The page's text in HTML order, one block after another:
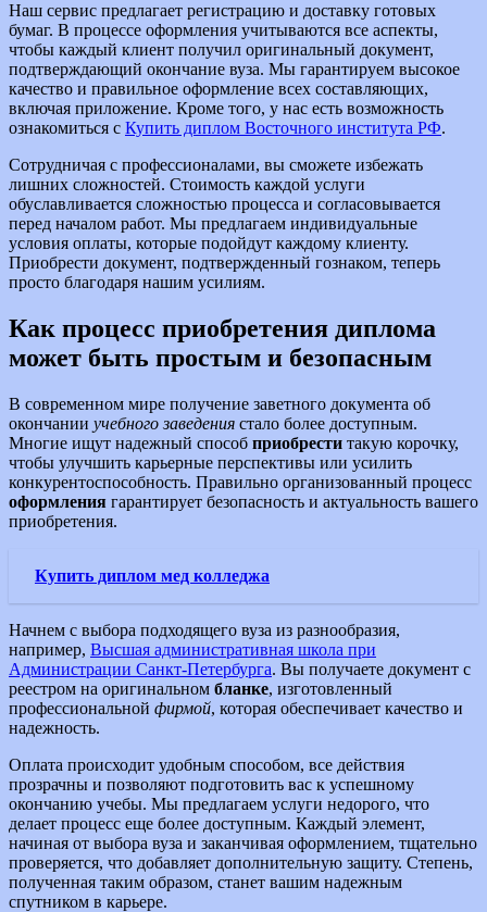
Наш сервис предлагает регистрацию и доставку готовых
бумаг. В процессе оформления учитываются все аспекты,
чтобы каждый клиент получил оригинальный документ,
подтверждающий окончание вуза. Мы гарантируем высокое
качество и правильное оформление всех составляющих,
включая приложение. Кроме того, у нас есть возможность
ознакомиться с Купить диплом Восточного института РФ.
Сотрудничая с профессионалами, вы сможете избежать
лишних сложностей. Стоимость каждой услуги
обуславливается сложностью процесса и согласовывается
перед началом работ. Мы предлагаем индивидуальные
условия оплаты, которые подойдут каждому клиенту.
Приобрести документ, подтвержденный гознаком, теперь
просто благодаря нашим усилиям.
Как процесс приобретения диплома
может быть простым и безопасным
В современном мире получение заветного документа об
окончании учебного заведения стало более доступным.
Многие ищут надежный способ приобрести такую корочку,
чтобы улучшить карьерные перспективы или усилить
конкурентоспособность. Правильно организованный процесс
оформления гарантирует безопасность и актуальность вашего
приобретения.
Купить диплом мед колледжа
Начнем с выбора подходящего вуза из разнообразия,
например, Высшая административная школа при
Администрации Санкт-Петербурга. Вы получаете документ с
реестром на оригинальном бланке, изготовленный
профессиональной фирмой, которая обеспечивает качество и
надежность.
Оплата происходит удобным способом, все действия
прозрачны и позволяют подготовить вас к успешному
окончанию учебы. Мы предлагаем услуги недорого, что
делает процесс еще более доступным. Каждый элемент,
начиная от выбора вуза и заканчивая оформлением, тщательно
проверяется, что добавляет дополнительную защиту. Степень,
полученная таким образом, станет вашим надежным
спутником в карьере.